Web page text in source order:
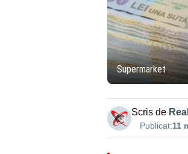
Supermarket
Scris de
Publicat:11